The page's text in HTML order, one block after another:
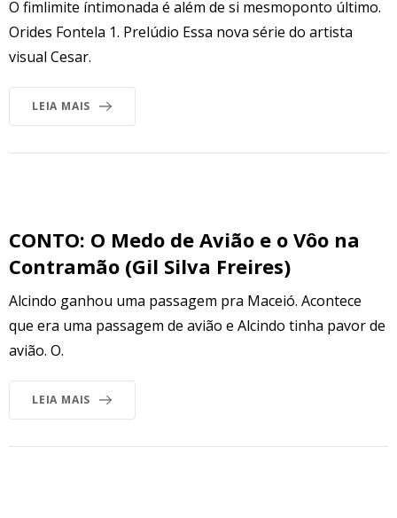
O fimlimite íntimonada é além de si mesmoponto último.
Orides Fontela 1. Prelúdio Essa nova série do artista
visual Cesar.
LEIA MAIS
CONTO: O Medo de Avião e o Vôo na
Contramão (Gil Silva Freires)
Alcindo ganhou uma passagem pra Maceió. Acontece
que era uma passagem de avião e Alcindo tinha pavor de
avião. O.
LEIA MAIS